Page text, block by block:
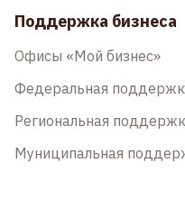
Поддержка бизнеса
Офисы «Мой бизнес»
Федеральная
Региональная
Муниципальная